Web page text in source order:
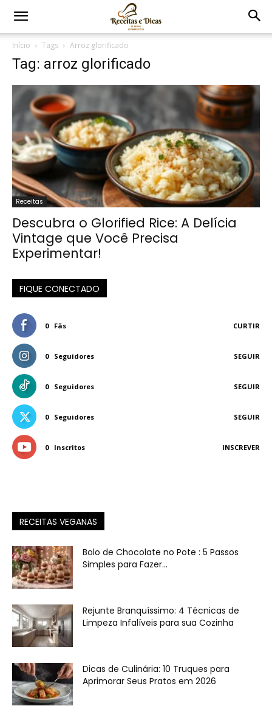
Início Tags Arroz glorificado
Tag: arroz glorificado
Receitas
Descubra o Glorified Rice: A Delícia
Vintage que Você Precisa
Experimentar!
FIQUE CONECTADO
0 Fãs CURTIR
0 Seguidores SEGUIR
0 Seguidores SEGUIR
0 Seguidores SEGUIR
0 Inscritos INSCREVER
RECEITAS VEGANAS
Bolo de Chocolate no Pote : 5 Passos
Simples para Fazer...
Rejunte Branquíssimo: 4 Técnicas de
Limpeza Infalíveis para sua Cozinha
Dicas de Culinária: 10 Truques para
Aprimorar Seus Pratos em 2026